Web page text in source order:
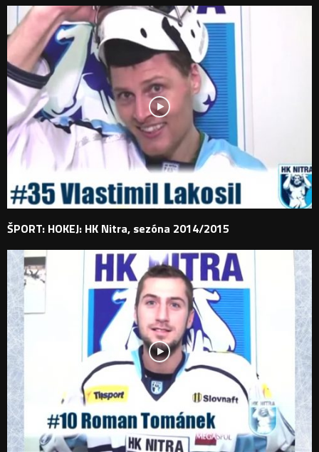
ŠPORT: HOKEJ: HK Nitra, sezóna 2014/2015